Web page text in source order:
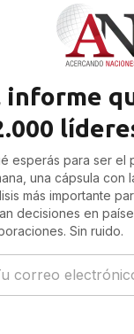
informe
esperás para ser el
una cápsula con
más importante
decisiones en
Sin ruido.